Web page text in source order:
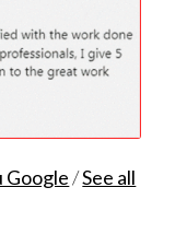
Google/See all